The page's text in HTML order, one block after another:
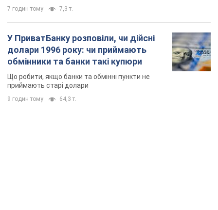
7 годин тому 7,3 т.
У ПриватБанку розповіли, чи дійсні
долари 1996 року: чи приймають
обмінники та банки такі купюри
Що робити, якщо банки та обмінні пункти не
приймають старі долари
9 годин тому 64,3 т.